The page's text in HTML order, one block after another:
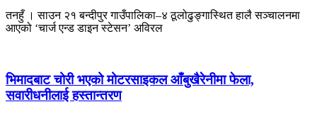
तनहुँ । साउन २१ बन्दीपुर गाउँपालिका–४ ठूलोढुङ्गास्थित हालै सञ्चालनमा
आएको ‘चार्ज एन्ड डाइन स्टेसन’ अविरल
भिमादबाट चोरी भएको मोटरसाइकल आँबुखैरेनीमा फेला,
सवारीधनीलाई हस्तान्तरण